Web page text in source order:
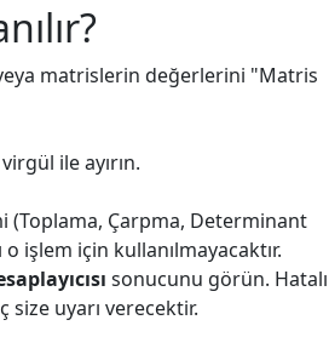
matrislerin değerlerini "Matris
ile ayırın.
(Toplama, Çarpma, Determinant
işlem için kullanılmayacaktır.
sonucunu görün. Hatalı
uyarı verecektir.